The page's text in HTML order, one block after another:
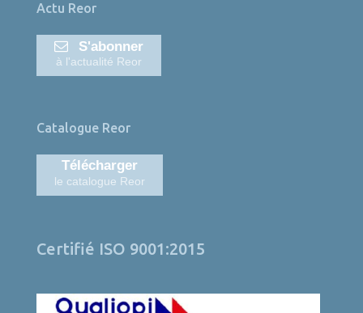
Actu Reor
S'abonner
à l'actualité Reor
Catalogue Reor
Télécharger
le catalogue Reor
Certifié ISO 9001:2015